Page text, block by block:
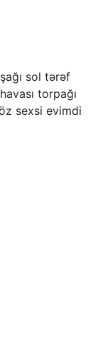
sol tərəf
torpağı
sexsi evimdi